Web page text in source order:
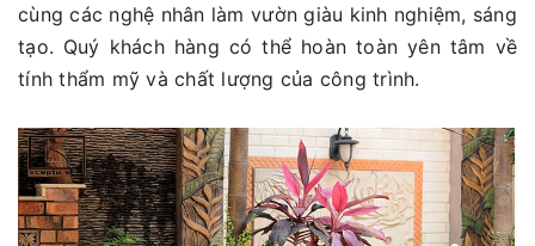
cùng các nghệ nhân làm vườn giàu kinh nghiệm, sáng
tạo. Quý khách hàng có thể hoàn toàn yên tâm về
tính thẩm mỹ và chất lượng của công trình.